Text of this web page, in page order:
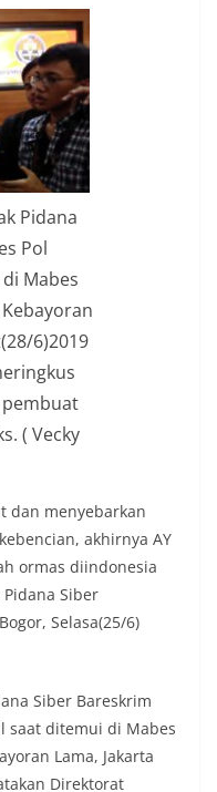
Pidana
Pol
Mabes
6)2019
pembuat
( Vecky
dan menyebarkan
akhirnya AY
ormas diindonesia
Siber
Selasa(25/6)
Siber Bareskrim
saat ditemui di Mabes
Lama, Jakarta
Direktorat